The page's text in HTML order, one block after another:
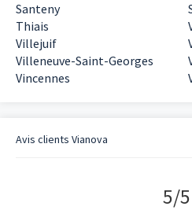
Santeny
Thiais
Villejuif
Villeneuve-Saint-Georges
Vincennes
Avis clients Vianova
5/5